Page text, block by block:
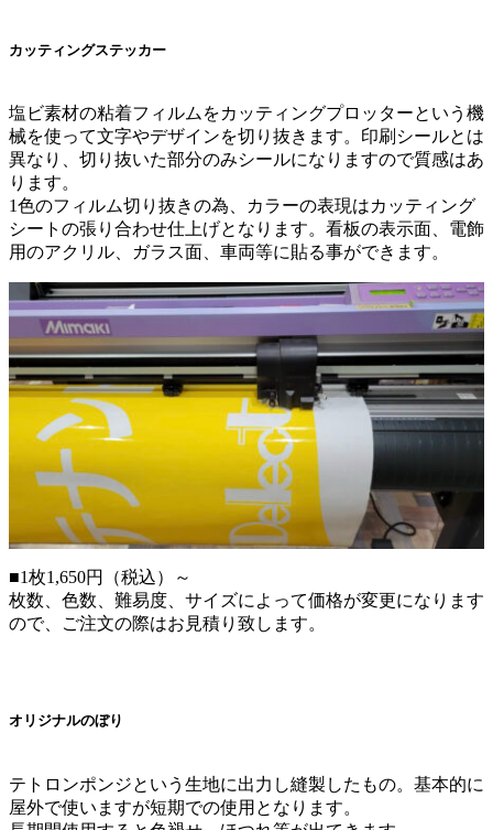
カッティングステッカー
塩ビ素材の粘着フィルムをカッティングプロッターという機
械を使って文字やデザインを切り抜きます。印刷シールとは
異なり、切り抜いた部分のみシールになりますので質感はあ
ります。
1色のフィルム切り抜きの為、カラーの表現はカッティング
シートの張り合わせ仕上げとなります。看板の表示面、電飾
用のアクリル、ガラス面、車両等に貼る事ができます。
■1枚1,650円（税込）～
枚数、色数、難易度、サイズによって価格が変更になります
ので、ご注文の際はお見積り致します。
オリジナルのぼり
テトロンポンジという生地に出力し縫製したもの。基本的に
屋外で使いますが短期での使用となります。